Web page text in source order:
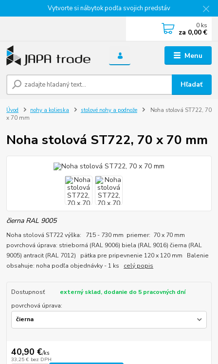
Vytvorte si nábytok podľa svojich predstáv
Menu
Hľadať
0 ks
za 0,00 €
Úvod nohy a kolieska stolové nohy a podnože
Noha stolová ST722, 70
x 70 mm
Noha stolová ST722, 70 x 70 mm
čierna RAL 9005
Noha stolová ST722 výška: 715 - 730 mm priemer: 70 x 70 mm
povrchová úprava: strieborná (RAL 9006) biela (RAL 9016) čierna (RAL
9005) antracit (RAL 7012) pätka pre pripevnenie 120 x 120 mm Balenie
obsahuje: noha podľa objednávky - 1 ks celý popis
Dostupnosť
externý sklad, dodanie do 5 pracovných dní
povrchová úprava:
40,90 €/ks
33,25 € bez DPH